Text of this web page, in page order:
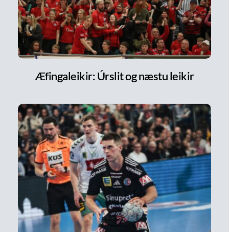
Æfingaleikir: Úrslit og næstu leikir